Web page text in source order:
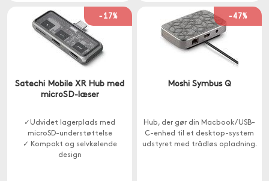
-17%
Satechi Mobile XR Hub med
microSD-læser
✓Udvidet lagerplads med
microSD-understøttelse
✓ Kompakt og selvkølende
design
-47%
Moshi Symbus Q
Hub, der gør din Macbook / USB-
C-enhed til et desktop-system
udstyret med trådløs opladning.